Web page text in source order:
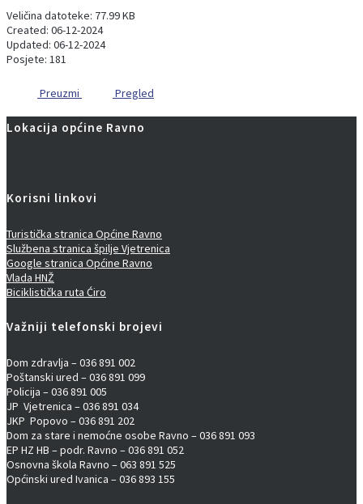
Veličina datoteke: 77.99 KB
Created: 06-12-2024
Updated: 06-12-2024
Posjete: 181
Preuzmi Pregled
Lokacija općine Ravno
Korisni linkovi
Turistička stranica Općine Ravno
Službena stranica špilje Vjetrenica
Google stranica Općine Ravno
Vlada HNŽ
Biciklistička ruta Ćiro
Važniji telefonski brojevi
Dom zdravlja – 036 891 002
Poštanski ured – 036 891 099
Policija – 036 891 005
JP Vjetrenica – 036 891 034
JKP Popovo – 036 891 202
Dom za stare i nemoćne osobe Ravno – 036 891 093
EP HZ HB – podr. Ravno – 036 891 052
Osnovna škola Ravno – 063 891 525
Općinski ured Ivanica – 036 893 155